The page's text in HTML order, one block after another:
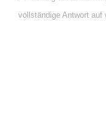
vollständige Antwort auf